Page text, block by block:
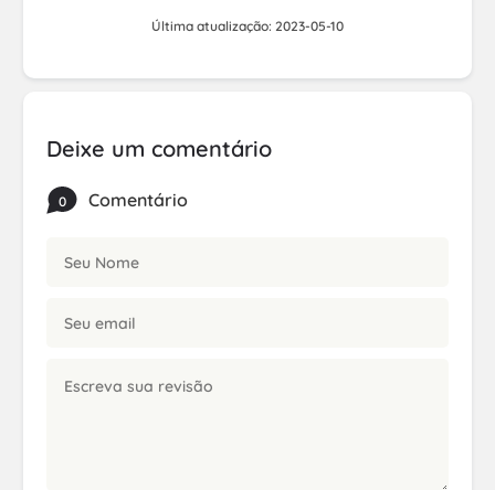
Última atualização: 2023-05-10
Deixe um comentário
0 Comentário